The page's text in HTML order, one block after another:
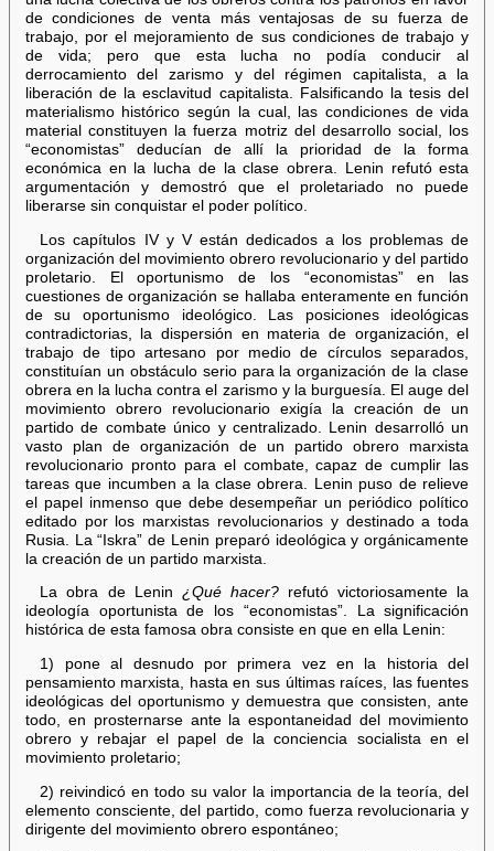
de condiciones de venta más ventajosas de su fuerza de
trabajo, por el mejoramiento de sus condiciones de trabajo y
de vida; pero que esta lucha no podía conducir al
derrocamiento del zarismo y del régimen capitalista, a la
liberación de la esclavitud capitalista. Falsificando la tesis del
materialismo histórico según la cual, las condiciones de vida
material constituyen la fuerza motriz del desarrollo social, los
“economistas” deducían de allí la prioridad de la forma
económica en la lucha de la clase obrera. Lenin refutó esta
argumentación y demostró que el proletariado no puede
liberarse sin conquistar el poder político.
Los capítulos IV y V están dedicados a los problemas de
organización del movimiento obrero revolucionario y del partido
proletario. El oportunismo de los “economistas” en las
cuestiones de organización se hallaba enteramente en función
de su oportunismo ideológico. Las posiciones ideológicas
contradictorias, la dispersión en materia de organización, el
trabajo de tipo artesano por medio de círculos separados,
constituían un obstáculo serio para la organización de la clase
obrera en la lucha contra el zarismo y la burguesía. El auge del
movimiento obrero revolucionario exigía la creación de un
partido de combate único y centralizado. Lenin desarrolló un
vasto plan de organización de un partido obrero marxista
revolucionario pronto para el combate, capaz de cumplir las
tareas que incumben a la clase obrera. Lenin puso de relieve
el papel inmenso que debe desempeñar un periódico político
editado por los marxistas revolucionarios y destinado a toda
Rusia. La “Iskra” de Lenin preparó ideológica y orgánicamente
la creación de un partido marxista.
La obra de Lenin ¿Qué hacer?refutó victoriosamente la
ideología oportunista de los “economistas”. La significación
histórica de esta famosa obra consiste en que en ella Lenin:
1) pone al desnudo por primera vez en la historia del
pensamiento marxista, hasta en sus últimas raíces, las fuentes
ideológicas del oportunismo y demuestra que consisten, ante
todo, en prosternarse ante la espontaneidad del movimiento
obrero y rebajar el papel de la conciencia socialista en el
movimiento proletario;
2) reivindicó en todo su valor la importancia de la teoría, del
elemento consciente, del partido, como fuerza revolucionaria y
dirigente del movimiento obrero espontáneo;